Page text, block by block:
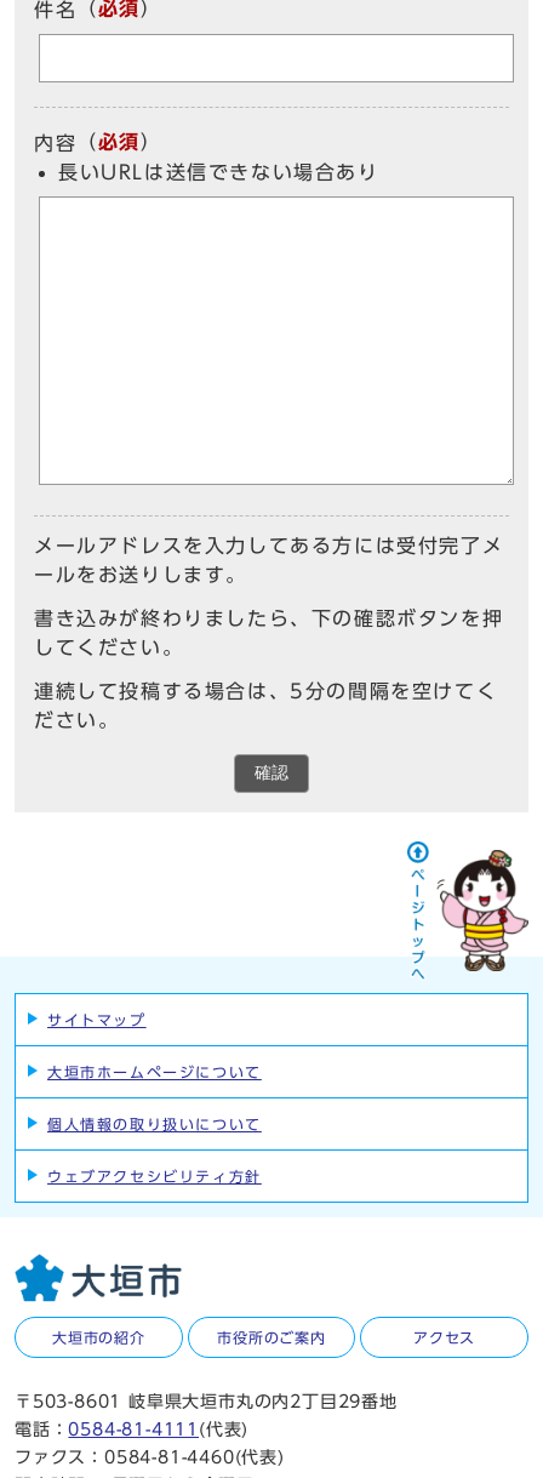
件名 （必須）
内容 （必須）
長いURLは送信できない場合あり
メールアドレスを入力してある方には受付完了メ
ールをお送りします。
書き込みが終わりましたら、下の確認ボタンを押
してください。
連続して投稿する場合は、5分の間隔を空けてく
ださい。
確認
サイトマップ
大垣市ホームページについて
個人情報の取り扱いについて
ウェブアクセシビリティ方針
大垣市の紹介 市役所のご案内 アクセス
〒503-8601 岐阜県大垣市丸の内2丁目29番地
電話：0584-81-4111 (代表)
ファクス：0584-81-4460(代表)